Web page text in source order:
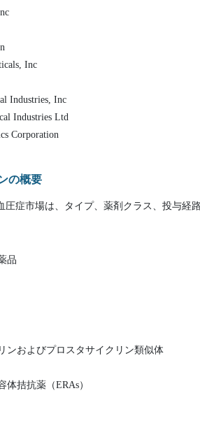
Inc
Industries, Inc
Industries Ltd
Corporation
の概要
圧症市場は、タイプ、薬剤クラス、投与経
品
ンおよびプロスタサイクリン類似体
体拮抗薬（ERAs）